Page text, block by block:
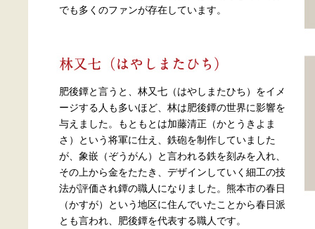
でも多くのファンが存在しています。
肥後鐔と言うと、林又七（はやしまたひち）をイメ
ージする人も多いほど、林は肥後鐔の世界に影響を
与えました。もともとは加藤清正（かとうきよま
さ）という将軍に仕え、鉄砲を制作していました
が、象嵌（ぞうがん）と言われる鉄を刻みを入れ、
その上から金をたたき、デザインしていく細工の技
法が評価され鐔の職人になりました。熊本市の春日
（かすが）という地区に住んでいたことから春日派
とも言われ、肥後鐔を代表する職人です。